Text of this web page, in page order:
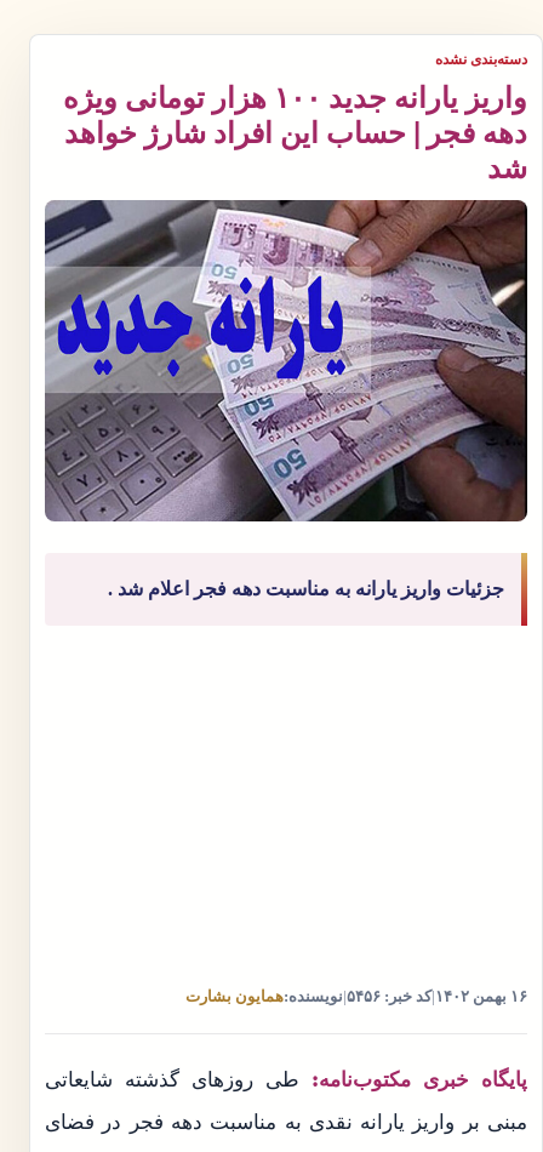
دسته‌بندی نشده
واریز یارانه جدید ۱۰۰ هزار تومانی ویژه
دهه فجر | حساب این افراد شارژ خواهد
شد
جزئیات واریز یارانه به مناسبت دهه فجر اعلام شد .
۱۶ بهمن ۱۴۰۲ |کد خبر: ۵۴۵۶ نویسنده:همایون بشارت
پایگاه خبری مکتوب‌نامه: طی روز‌های گذشته شایعاتی
مبنی بر واریز یارانه نقدی به مناسبت دهه فجر در فضای